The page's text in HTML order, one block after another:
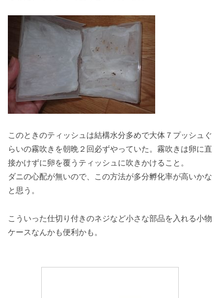
このときのティッシュは結構水分多めで大体７プッシュぐ
らいの霧吹きを朝晩２回必ずやっていた。霧吹きは卵に直
接かけずに卵を覆うティッシュに吹きかけること。
ダニの心配が無いので、この方法が多分孵化率が高いかな
と思う。
こういった仕切り付きのネジなど小さな部品を入れる小物
ケースなんかも便利かも。